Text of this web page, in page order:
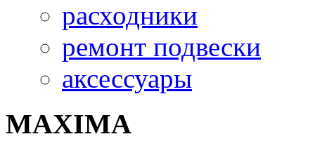
расходники
ремонт подвески
аксессуары
MAXIMA